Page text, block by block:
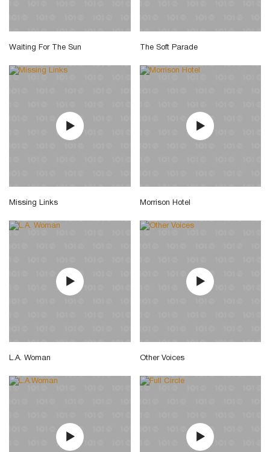
Waiting For The Sun The Soft Parade
Missing Links Morrison Hotel
L.A. Woman Other Voices